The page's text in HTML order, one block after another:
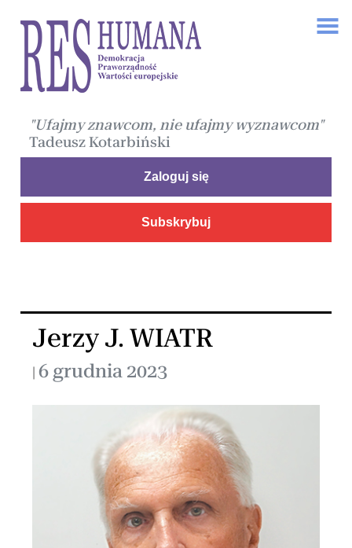
"Ufajmy znawcom, nie ufajmy wyznawcom"
Tadeusz Kotarbiński
Zaloguj się
Subskrybuj
Jerzy J. WIATR
| 6 grudnia 2023